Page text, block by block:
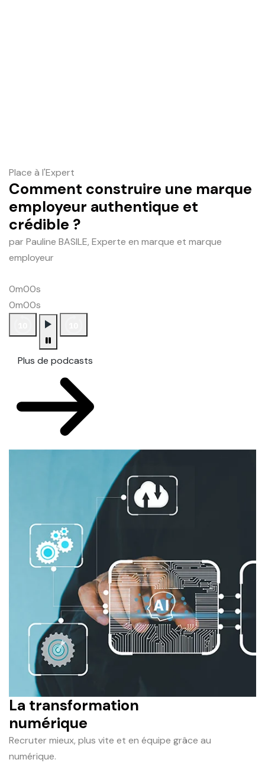
Place à l'Expert
Comment construire une marque
employeur authentique et
crédible ?
par Pauline BASILE, Experte en marque et marque
employeur
0m00s
0m00s
Plus de podcasts
La transformation
numérique
Recruter mieux, plus vite et en équipe grâce au
numérique.